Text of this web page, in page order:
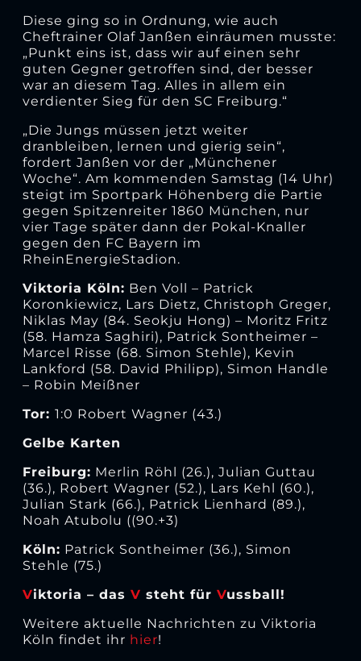
Diese ging so in Ordnung, wie auch
Cheftrainer Olaf Janßen einräumen musste:
„Punkt eins ist, dass wir auf einen sehr
guten Gegner getroffen sind, der besser
war an diesem Tag. Alles in allem ein
verdienter Sieg für den SC Freiburg.“
„Die Jungs müssen jetzt weiter
dranbleiben, lernen und gierig sein“,
fordert Janßen vor der „Münchener
Woche“. Am kommenden Samstag (14 Uhr)
steigt im Sportpark Höhenberg die Partie
gegen Spitzenreiter 1860 München, nur
vier Tage später dann der Pokal-Knaller
gegen den FC Bayern im
RheinEnergieStadion.
Viktoria Köln: Ben Voll – Patrick
Koronkiewicz, Lars Dietz, Christoph Greger,
Niklas May (84. Seokju Hong) – Moritz Fritz
(58. Hamza Saghiri), Patrick Sontheimer –
Marcel Risse (68. Simon Stehle), Kevin
Lankford (58. David Philipp), Simon Handle
– Robin Meißner
Tor: 1:0 Robert Wagner (43.)
Gelbe Karten
Freiburg: Merlin Röhl (26.), Julian Guttau
(36.), Robert Wagner (52.), Lars Kehl (60.),
Julian Stark (66.), Patrick Lienhard (89.),
Noah Atubolu ((90.+3)
Köln: Patrick Sontheimer (36.), Simon
Stehle (75.)
Viktoria – das V steht für Vussball!
Weitere aktuelle Nachrichten zu Viktoria
Köln findet ihr hier!